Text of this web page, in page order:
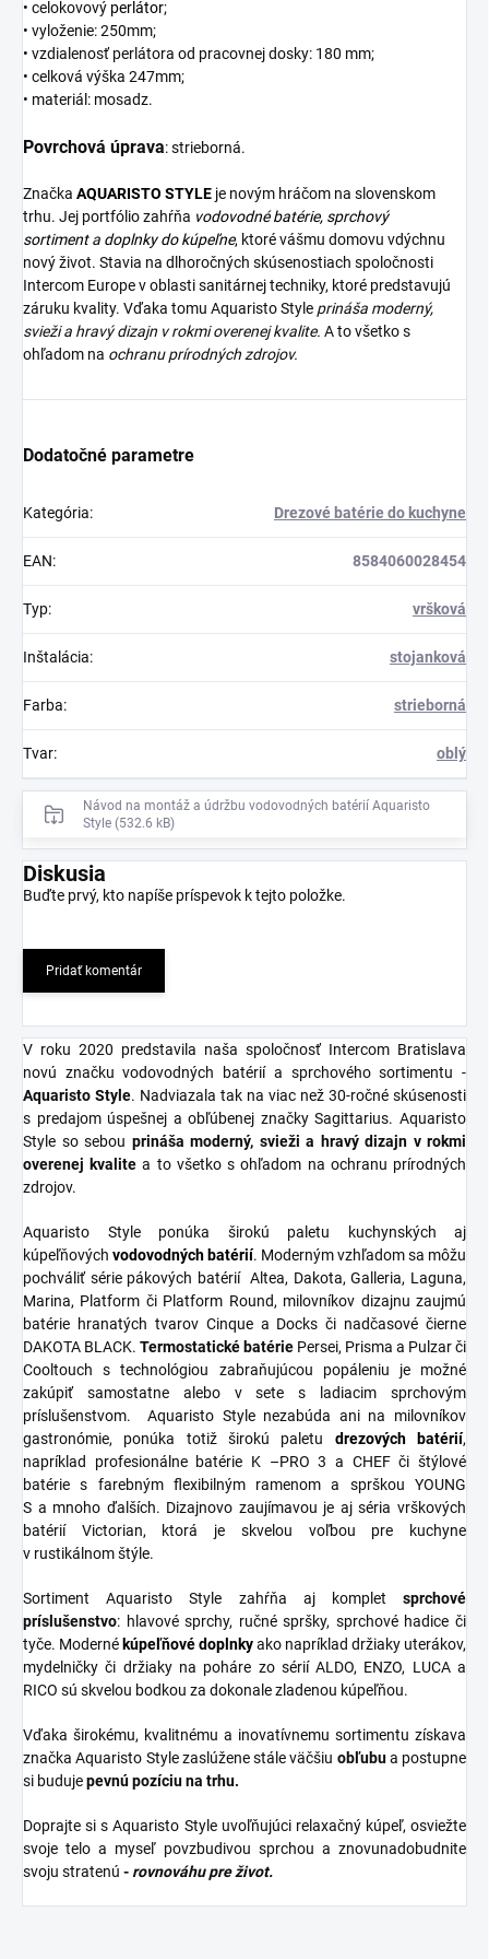
• celokovový perlátor;
• vyloženie: 250mm;
• vzdialenosť perlátora od pracovnej dosky: 180 mm;
• celková výška 247mm;
• materiál: mosadz.
Povrchová úprava: strieborná.
Značka AQUARISTO STYLE je novým hráčom na slovenskom
trhu. Jej portfólio zahŕňa vodovodné batérie, sprchový
sortiment a doplnky do kúpeľne, ktoré vášmu domovu vdýchnu
nový život. Stavia na dlhoročných skúsenostiach spoločnosti
Intercom Europe v oblasti sanitárnej techniky, ktoré predstavujú
záruku kvality. Vďaka tomu Aquaristo Style prináša moderný,
svieži a hravý dizajn v rokmi overenej kvalite. A to všetko s
ohľadom na ochranu prírodných zdrojov.
Dodatočné parametre
Kategória: Drezové batérie do kuchyne
EAN: 8584060028454
Typ: vršková
Inštalácia: stojanková
Farba: strieborná
Tvar: oblý
Návod na montáž a údržbu vodovodných batérií Aquaristo
Style (532.6 kB)
Diskusia
Buďte prvý, kto napíše príspevok k tejto položke.
Pridať komentár
V roku 2020 predstavila naša spoločnosť Intercom Bratislava
novú značku vodovodných batérií a sprchového sortimentu -
Aquaristo Style. Nadviazala tak na viac než 30-ročné skúsenosti
s predajom úspešnej a obľúbenej značky Sagittarius. Aquaristo
Style so sebou prináša moderný, svieži a hravý dizajn v rokmi
overenej kvalite a to všetko s ohľadom na ochranu prírodných
zdrojov.
Aquaristo Style ponúka širokú paletu kuchynských aj
kúpeľňových vodovodných batérií. Moderným vzhľadom sa môžu
pochváliť série pákových batérií Altea, Dakota, Galleria, Laguna,
Marina, Platform či Platform Round, milovníkov dizajnu zaujmú
batérie hranatých tvarov Cinque a Docks či nadčasové čierne
DAKOTA BLACK. Termostatické batérie Persei, Prisma a Pulzar či
Cooltouch s technológiou zabraňujúcou popáleniu je možné
zakúpiť samostatne alebo v sete s ladiacim sprchovým
príslušenstvom. Aquaristo Style nezabúda ani na milovníkov
gastronómie, ponúka totiž širokú paletu drezových batérií,
napríklad profesionálne batérie K –PRO 3 a CHEF či štýlové
batérie s farebným flexibilným ramenom a sprškou YOUNG
S a mnoho ďalších. Dizajnovo zaujímavou je aj séria vrškových
batérií Victorian, ktorá je skvelou voľbou pre kuchyne
v rustikálnom štýle.
Sortiment Aquaristo Style zahŕňa aj komplet sprchové
príslušenstvo: hlavové sprchy, ručné spršky, sprchové hadice či
tyče. Moderné kúpeľňovédoplnkyako napríklad držiaky uterákov,
mydelničky či držiaky na poháre zo sérií ALDO, ENZO, LUCA a
RICO sú skvelou bodkou za dokonale zladenou kúpeľňou.
Vďaka širokému, kvalitnému a inovatívnemu sortimentu získava
značka Aquaristo Style zaslúžene stále väčšiu obľubua postupne
si budujepevnú pozíciu na trhu.
Doprajte si s Aquaristo Style uvoľňujúci relaxačný kúpeľ, osviežte
svoje telo a myseľ povzbudivou sprchou a znovunadobudnite
svoju stratenú - rovnováhu pre život.